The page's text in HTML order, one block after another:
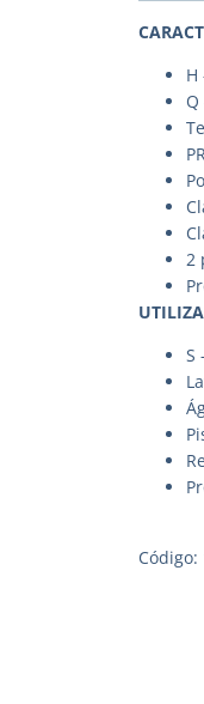
H
2
S
Código: